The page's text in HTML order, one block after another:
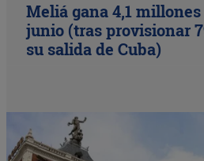
Meliá gana 4,1
junio (tras provisionar
su salida de Cuba)